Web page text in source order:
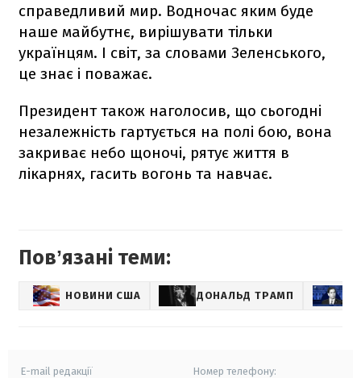
справедливий мир. Водночас яким буде
наше майбутнє, вирішувати тільки
українцям. І світ, за словами Зеленського,
це знає і поважає.
Президент також наголосив, що сьогодні
незалежність гартується на полі бою, вона
закриває небо щоночі, рятує життя в
лікарнях, гасить вогонь та навчає.
Повʼязані теми:
НОВИНИ США ДОНАЛЬД ТРАМП
E-mail редакції Номер телефону: